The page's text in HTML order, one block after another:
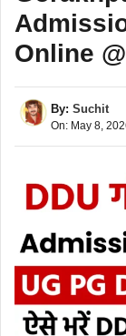
Online
By: Suchit
On: May 8,